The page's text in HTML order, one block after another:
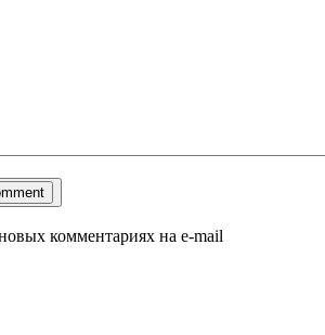
комментариях на e-mail